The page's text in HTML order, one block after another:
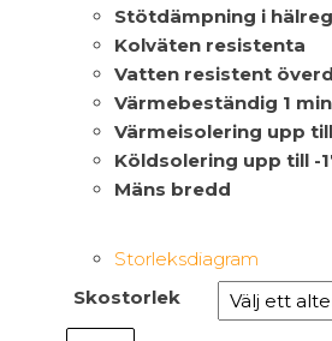
Stötdämpning i
Kolväten resistenta
Vatten resistent
Värmebeständig 1
Värmeisolering upp till
Köldsolering upp till -
Mäns bredd
Storleksdiagram
Skostorlek